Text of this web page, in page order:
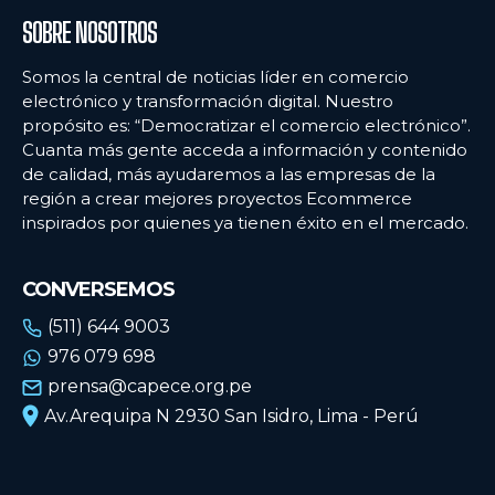
SOBRE NOSOTROS
Somos la central de noticias líder en comercio
electrónico y transformación digital. Nuestro
propósito es: “Democratizar el comercio electrónico”.
Cuanta más gente acceda a información y contenido
de calidad, más ayudaremos a las empresas de la
región a crear mejores proyectos Ecommerce
inspirados por quienes ya tienen éxito en el mercado.
CONVERSEMOS
(511) 644 9003
976 079 698
prensa@capece.org.pe
Av.Arequipa N 2930 San Isidro, Lima - Perú